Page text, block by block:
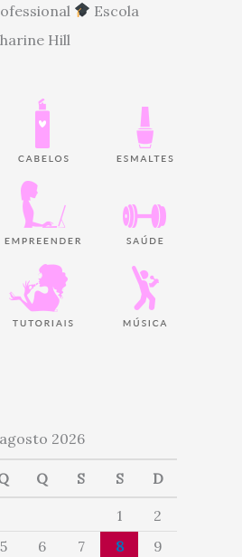
Escola
Hill
agosto 2026
Q S S D
1
2
5 6 7 8
9